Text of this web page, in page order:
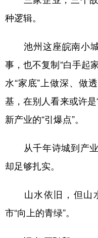
种逻辑。
池州这座皖南小城
事，也不复制“白手起
水“家底”上做深、做
基，在别人看来或许
新产业的“引爆点”。
从千年诗城到产业
却足够扎实。
山水依旧，但山
市“向上的青绿”。